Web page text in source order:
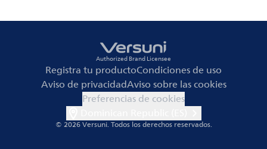
Authorized Brand Licensee
Registra tu productoCondiciones de uso
Aviso de privacidadAviso sobre las cookies
Preferencias de cookies
© 2026 Versuni.Todos los derechos reservados.